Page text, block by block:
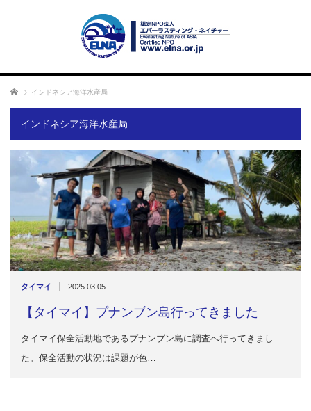
ホーム インドネシア海洋水産局
インドネシア海洋水産局
タイマイ | 2025.03.05
【タイマイ】プナンブン島行ってきました
タイマイ保全活動地であるプナンブン島に調査へ行ってきまし
た。保全活動の状況は課題が色…